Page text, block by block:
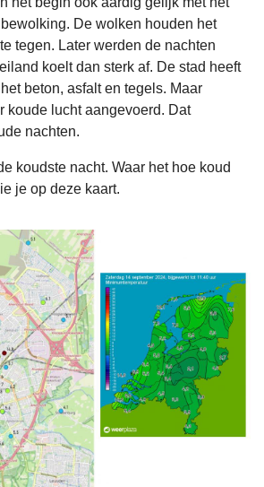
De wolken houden het
tegen. Later werden de nachten
koelt dan sterk af. De stad heeft
beton, asfalt en tegels. Maar
koude lucht aangevoerd. Dat
nachten.
koudste nacht. Waar het hoe koud
je op deze kaart.